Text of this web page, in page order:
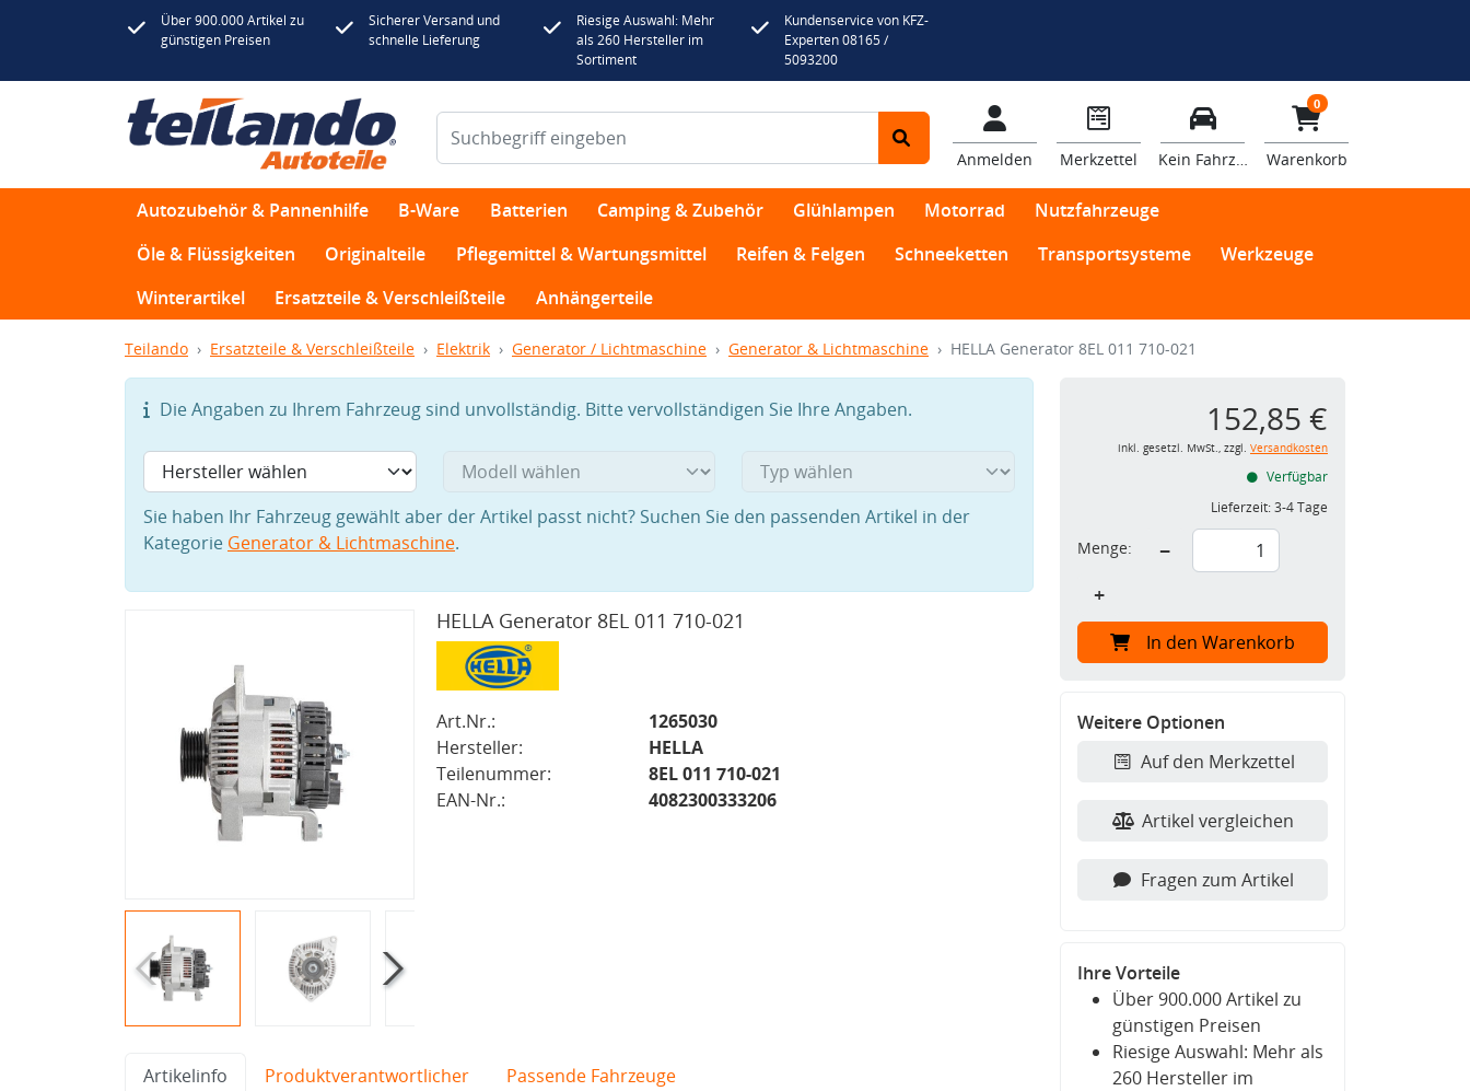
Über 900.000 Artikel zu
günstigen Preisen
Sicherer Versand und
schnelle Lieferung
Riesige Auswahl: Mehr
als 260 Hersteller im
Sortiment
Kundenservice von KFZ-
Experten 08165 /
5093200
Anmelden Merkzettel Kein Fahrzeug
0
Warenkorb
Autozubehör & Pannenhilfe B-Ware Batterien Camping & Zubehör Glühlampen Motorrad
Nutzfahrzeuge
Öle & Flüssigkeiten
Originalteile Pflegemittel & Wartungsmittel Reifen & Felgen Schneeketten Transportsysteme
Werkzeuge
Winterartikel
Ersatzteile & Verschleißteile Anhängerteile
Teilando Ersatzteile & Verschleißteile Elektrik Generator / Lichtmaschine Generator & Lichtmaschine HELLA Generator 8EL 011 710-021
Die Angaben zu Ihrem Fahrzeug sind unvollständig. Bitte vervollständigen Sie Ihre Angaben.
Sie haben Ihr Fahrzeug gewählt aber der Artikel passt nicht? Suchen Sie den passenden Artikel in der
Kategorie Generator & Lichtmaschine.
HELLA Generator 8EL 011 710-021
Art.Nr.:
1265030
Hersteller:
HELLA
Teilenummer:
8EL 011 710-021
EAN-Nr.:
4082300333206
Artikelinfo Produktverantwortlicher Passende Fahrzeuge
152,85 €
inkl. gesetzl. MwSt., zzgl. Versandkosten
Verfügbar
Lieferzeit:3-4 Tage
Menge:
−
+
In den Warenkorb
Weitere Optionen
Auf den Merkzettel
Artikel vergleichen
Fragen zum Artikel
Ihre Vorteile
Über 900.000 Artikel zu
günstigen Preisen
Riesige Auswahl: Mehr als
260 Hersteller im